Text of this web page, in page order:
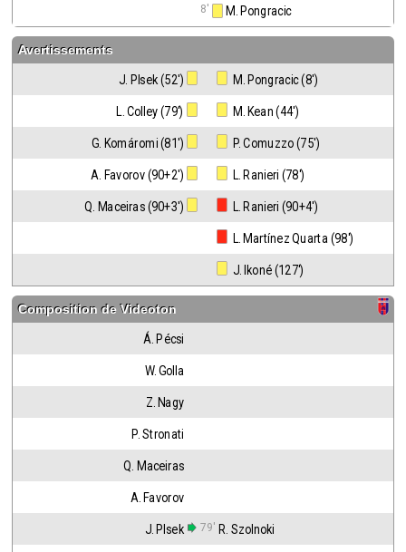
8' M. Pongracic
Avertissements
J. Plsek (52') M. Pongracic (8')
L. Colley (79') M. Kean (44')
G. Komáromi (81') P. Comuzzo (75')
A. Favorov (90+2') L. Ranieri (78')
Q. Maceiras (90+3') L. Ranieri (90+4')
L. Martínez Quarta (98')
J. Ikoné (127')
Composition deVideoton
Á. Pécsi
W. Golla
Z. Nagy
P. Stronati
Q. Maceiras
A. Favorov
J. Plsek 79' R. Szolnoki